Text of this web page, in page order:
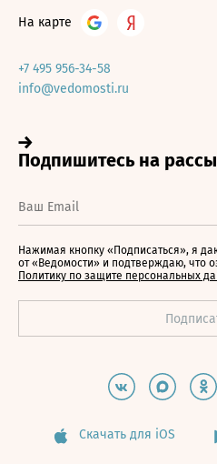
На карте
+7 495 956-34-58
info@vedomosti.ru
Нажимая кнопку «Подписаться», я
от «Ведомости» и подтверждаю, что
Политику по защите персональных
Скачать для iOS